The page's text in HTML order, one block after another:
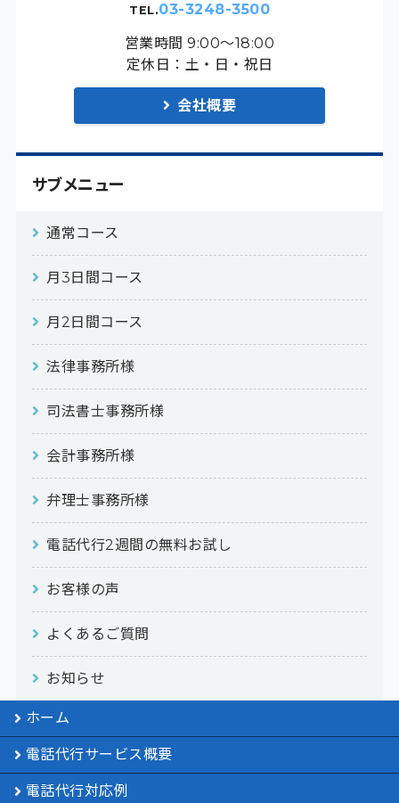
03-3248-3500
営業時間 9:00～18:00
定休日：土・日・祝日
会社概要
サブメニュー
通常コース
月3日間コース
月2日間コース
法律事務所様
司法書士事務所様
会計事務所様
弁理士事務所様
電話代行2週間の無料お試し
お客様の声
よくあるご質問
お知らせ
ホーム
電話代行サービス概要
電話代行対応例